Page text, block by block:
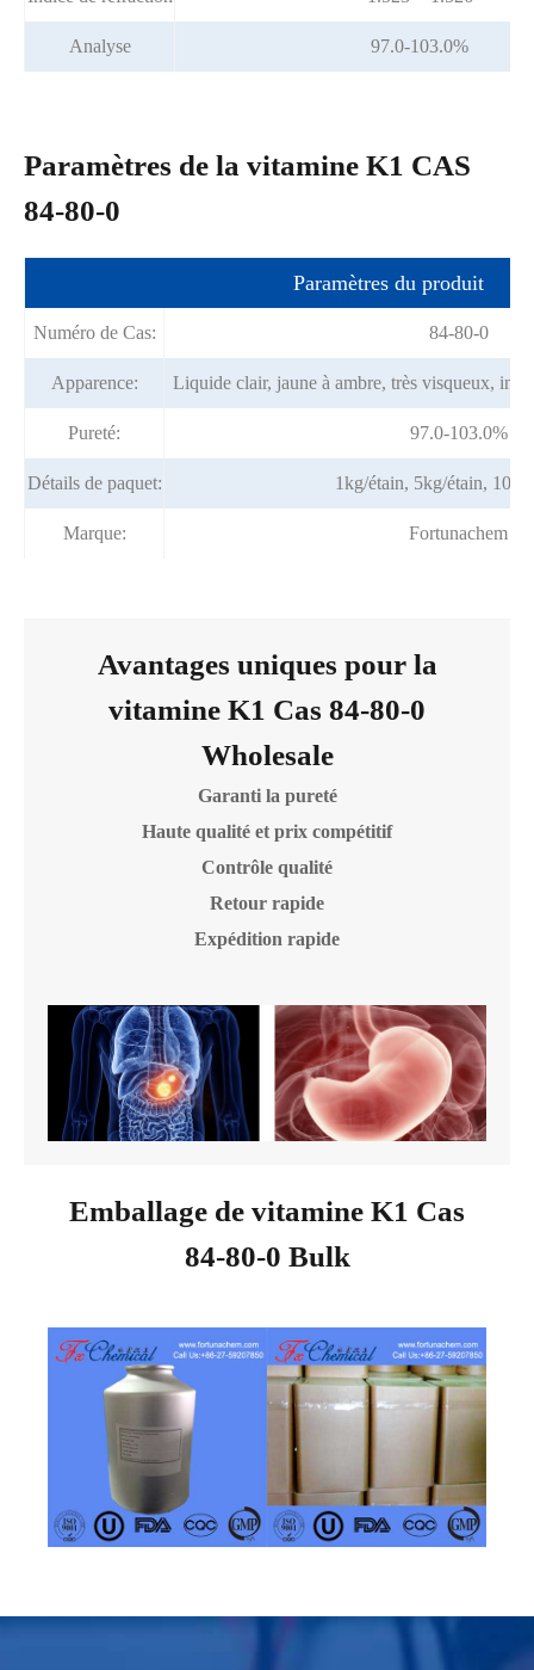
Analyse 97.0-103.0%
Paramètres de la vitamine K1 CAS
84-80-0
Paramètres du produit
Numéro de Cas: 84-80-0
Apparence: Liquide clair, jaune à ambre, très visqueux,
Pureté: 97.0-103.0%
Détails de paquet: 1kg/étain, 5kg/étain,
Marque: Fortunachem
Avantages uniques pour la
vitamine K1 Cas 84-80-0
Wholesale
Garanti la pureté
Haute qualité et prix compétitif
Contrôle qualité
Retour rapide
Expédition rapide
Emballage de vitamine K1 Cas
84-80-0 Bulk